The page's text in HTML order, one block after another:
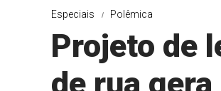
Especiais Polêmica
Projeto de